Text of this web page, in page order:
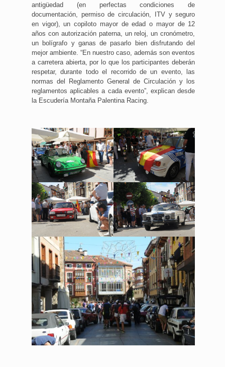
antigüedad (en perfectas condiciones de
documentación, permiso de circulación, ITV y seguro
en vigor), un copiloto mayor de edad o mayor de 12
años con autorización paterna, un reloj, un cronómetro,
un bolígrafo y ganas de pasarlo bien disfrutando del
mejor ambiente. “En nuestro caso, además son eventos
a carretera abierta, por lo que los participantes deberán
respetar, durante todo el recorrido de un evento, las
normas del Reglamento General de Circulación y los
reglamentos aplicables a cada evento”, explican desde
la Escudería Montaña Palentina Racing.